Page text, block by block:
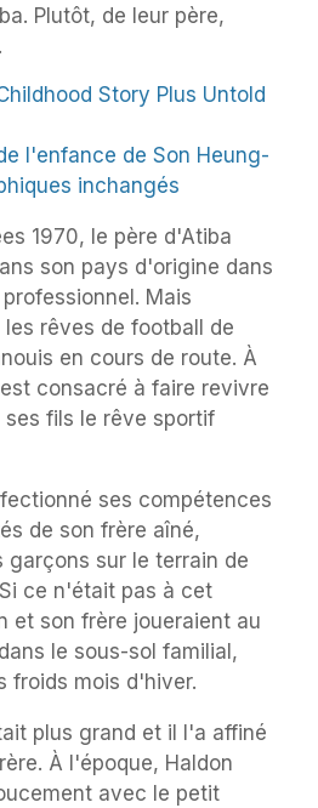
Plutôt, de leur père,
l'enfance de Son Heung-
inchangés
1970, le père d'Atiba
son pays d'origine dans
Mais
rêves de football de
en cours de route. À
consacré à faire revivre
fils le rêve sportif
ses compétences
de son frère aîné,
garçons sur le terrain de
ce n'était pas à cet
et son frère joueraient au
le sous-sol familial,
froids mois d'hiver.
plus grand et il l'a affiné
À l'époque, Haldon
avec le petit